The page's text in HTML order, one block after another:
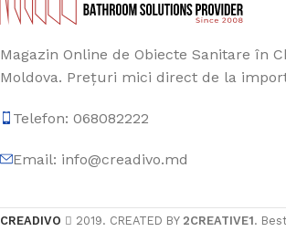
Magazin Online de Obiecte Sanitare în
Moldova. Prețuri mici direct de la
Telefon: 068082222
Email: info@creadivo.md
CREADIVO 2019. CREATED BY 2CREATIVE1.